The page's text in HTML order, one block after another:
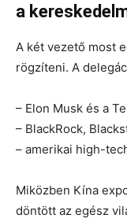
a
A két vezető most
rögzíteni. A
– Elon Musk és a
– BlackRock,
– amerikai high-
Miközben Kína
döntött az egész